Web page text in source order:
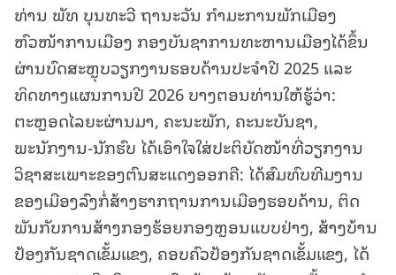
ທ່ານ ພັທ ບຸນທະວີ ຖານະວັນ ກຳມະການພັກເມືອງ
ຫົວໜ້າການເມືອງ ກອງບັນຊາການທະຫານເມືອງໄດ້ຂຶ້ນ
ຜ່ານບົດສະຫຼຸບວຽກງານຮອບດ້ານປະຈຳປີ 2025 ແລະ
ທິດທາງແຜນການປີ 2026 ບາງຕອນທ່ານໃຫ້ຮູ້ວ່າ:
ຕະຫຼອດໄລຍະຜ່ານມາ, ຄະນະພັກ, ຄະນະບັນຊາ,
ພະນັກງານ-ນັກຮົບ ໄດ້ເອົາໃຈໃສ່ປະຕິບັດໜ້າທີ່ວຽກງານ
ວິຊາສະເພາະຂອງຕົນສະແດງອອກຄື: ໄດ້ສົມທົບທີມງານ
ຂອງເມືອງລົງກໍ່ສ້າງຮາກຖານການເມືອງຮອບດ້ານ, ຕິດ
ພັນກັບການສ້າງກອງຮ້ອຍກອງຫຼອນແບບຢ່າງ, ສ້າງບ້ານ
ປ້ອງກັນຊາດເຂັ້ມແຂງ, ຄອບຄົວປ້ອງກັນຊາດເຂັ້ມແຂງ, ໄດ້